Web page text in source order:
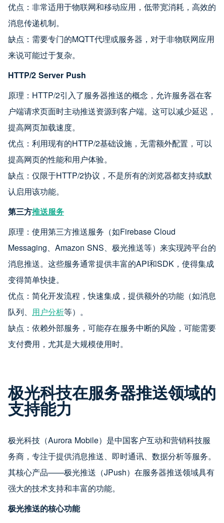
优点：非常适用于物联网和移动应用，低带宽消耗，高效的
消息传递机制。
缺点：需要专门的MQTT代理或服务器，对于非物联网应用
来说可能过于复杂。
HTTP/2 Server Push
原理：HTTP/2引入了服务器推送的概念，允许服务器在客
户端请求页面时主动推送资源到客户端。这可以减少延迟，
提高网页加载速度。
优点：利用现有的HTTP/2基础设施，无需额外配置，可以
提高网页的性能和用户体验。
缺点：仅限于HTTP/2协议，不是所有的浏览器都支持或默
认启用该功能。
第三方推送服务
原理：使用第三方推送服务（如Firebase Cloud
Messaging、Amazon SNS、极光推送等）来实现跨平台的
消息推送。这些服务通常提供丰富的API和SDK，使得集成
变得简单快捷。
优点：简化开发流程，快速集成，提供额外的功能（如消息
队列、 用户分析等）。
缺点：依赖外部服务，可能存在服务中断的风险，可能需要
支付费用，尤其是大规模使用时。
极光科技在服务器推送领域的
支持能力
极光科技（Aurora Mobile）是中国客户互动和营销科技服
务商，专注于提供消息推送、即时通讯、数据分析等服务。
其核心产品——极光推送（JPush）在服务器推送领域具有
强大的技术支持和丰富的功能。
极光推送的核心功能